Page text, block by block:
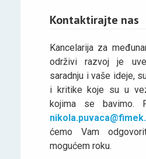
Kontaktirajte nas
Kancelarija za
održivi razvoj je
saradnju i vaše ideje,
i kritike koje su u
kojima se bavimo.
ćemo Vam
mogućem roku.